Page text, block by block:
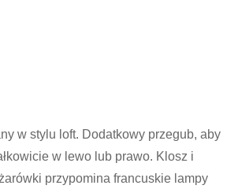
w stylu loft. Dodatkowy przegub, aby
w lewo lub prawo. Klosz i
przypomina francuskie lampy